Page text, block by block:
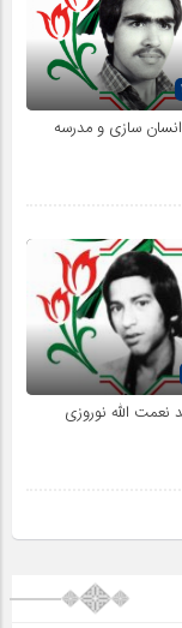
سازی و مدرسه
نعمت الله نوروزی